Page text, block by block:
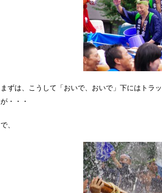
まずは、こうして「おいで、おいで」下にはトラ
が・・・
で、